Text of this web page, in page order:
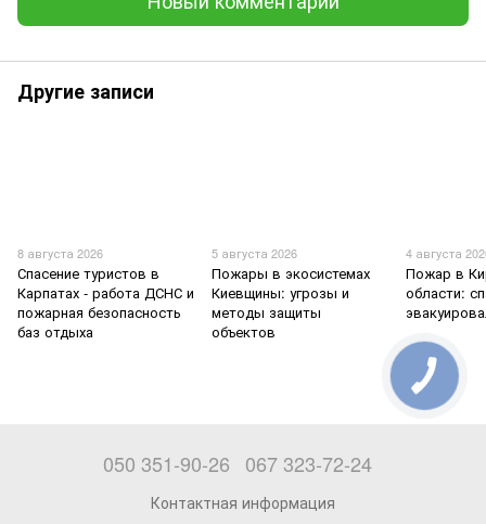
Другие записи
8 августа 2026
Спасение туристов в
Карпатах - работа ДСНС и
пожарная безопасность
баз отдыха
5 августа 2026
Пожары в экосистемах
Киевщины: угрозы и
методы защиты
объектов
4 августа
Пожар в
области:
050 351-90-26 067 323-72-24
Контактная информация